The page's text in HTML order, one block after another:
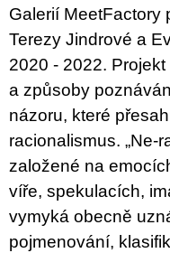
Galerií MeetFactory
Terezy Jindrové a
2020 - 2022.
a způsoby
názoru, které
racionalismus. „Ne-
založené na
víře, spekulacích,
vymyká obecně
pojmenování,